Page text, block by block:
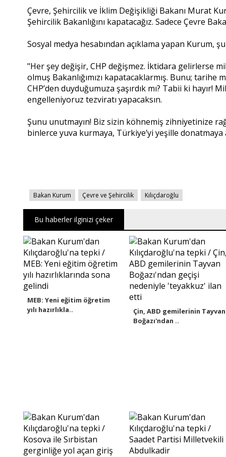
Çevre, Şehircilik ve İklim Değişikliği Bakanı Murat
Şehircilik Bakanlığını kapatacağız. Sadece Çevre
Sosyal medya hesabından açıklama yapan Kurum,
"Her şey değişir, CHP değişmez. İktidara gelirlerse
olmuş Bakanlığımızı kapatacaklarmış. Bunu;
CHP’den duyduğumuza şaşırdık mı? Tabii ki
engelleniyoruz tezviratı yapacaksın.
Şunu unutmayın! Biz sizin köhnemiş zihniyetinize
binlerce yuva kurmaya, Türkiye’yi yeşille donatmaya
Bakan Kurum Çevre ve Şehircilik Kılıçdaroğlu
Bu haberler ilginizi çeker
MEB: Yeni eğitim öğretim
yılı hazırlıkla..
Çin, ABD gemilerinin Tayvan
Boğazı'ndan ..